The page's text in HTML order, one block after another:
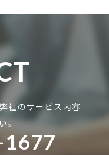
社のサービス内容
。